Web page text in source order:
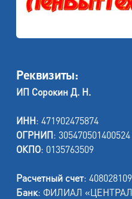
Реквизиты:
ИП Сорокин Д. Н.
ИНН: 471902475874
ОГРНИП: 305470501400524
ОКПО: 0135763509
Расчетный счет:
Банк: ФИЛИАЛ